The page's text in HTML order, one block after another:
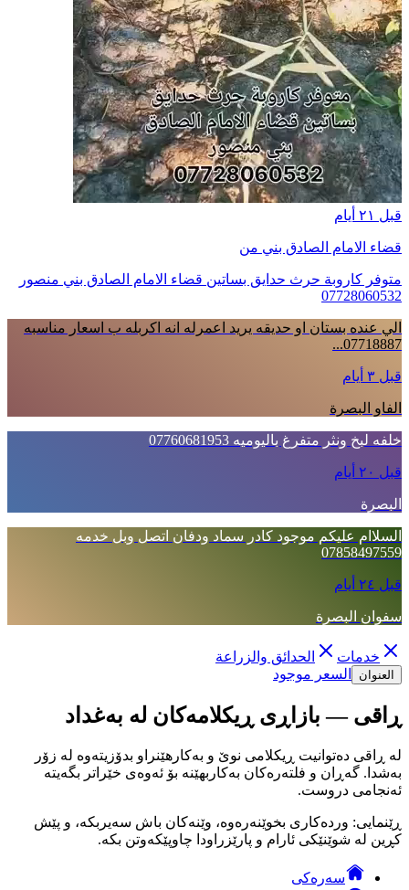
قبل ٢١ أيام
قضاء الامام الصادق بني من
متوفر كاروبة حرث حدايق بساتين قضاء الامام الصادق بني منصور
07728060532
الي عنده بستان او حديقه يريد اعمرله انه اكربله ب اسعار مناسبه
07718887...
قبل ٣ أيام
الفاو البصرة
خلفه لبخ ونثر متفرغ باليوميه 07760681953
قبل ٢٠ أيام
البصرة
السلاام عليكم موجود كادر سماد ودفان اتصل وبل خدمه
07858497559
قبل ٢٤ أيام
سفوان البصرة
خدمات الحدائق والزراعة
العنوان السعر موجود
ڕاقی — بازاڕی ڕیکلامەکان لە بەغداد
لە ڕاقی دەتوانیت ڕیکلامی نوێ و بەکارهێنراو بدۆزیتەوە لە زۆر
بەشدا. گەڕان و فلتەرەکان بەکاربهێنە بۆ ئەوەی خێراتر بگەیتە
ئەنجامی دروست.
ڕێنمایی: وردەکاری بخوێنەرەوە، وێنەکان باش سەیربکە، و پێش
کڕین لە شوێنێکی ئارام و پارێزراودا چاوپێکەوتن بکە.
سەرەکی